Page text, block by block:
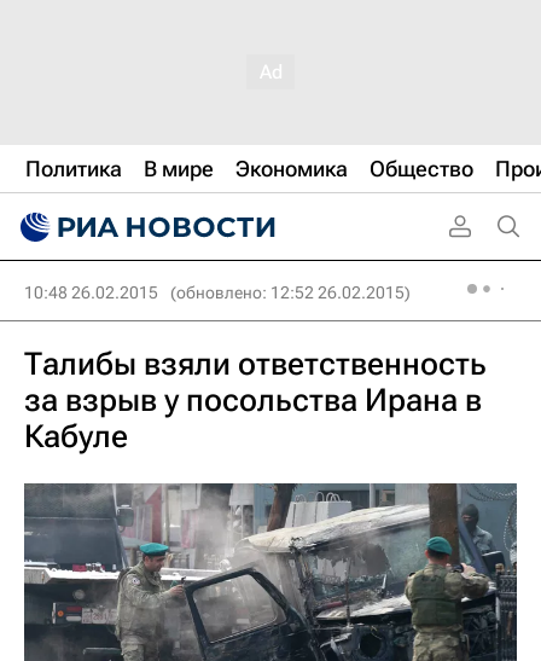
Политика В мире Экономика Общество
10:48 26.02.2015 (обновлено: 12:52 26.02.2015)
Талибы взяли ответственность
за взрыв у посольства Ирана в
Кабуле